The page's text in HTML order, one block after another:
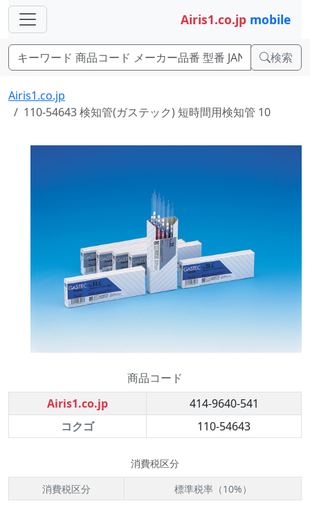
Airis1.co.jp mobile
検索
Airis1.co.jp
110-54643 検知管(ガステック) 短時間用検知管 10
商品コード
Airis1.co.jp
414-9640-541
コクゴ
110-54643
消費税区分
消費税区分
標準税率（10%）